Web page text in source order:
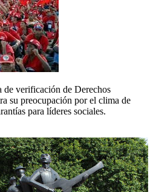
verificación de Derechos
su preocupación por el clima de
para líderes sociales.